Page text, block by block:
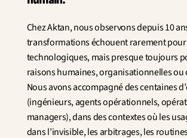
Innovation
Intelligence artificielle
Stratégie services
Design
Expérience client & collaborateur
Aérospatial
Défense
Santé & Care
Chez Aktan, nous observons depuis 10
transformations échouent rarement
technologiques, mais presque toujours
raisons humaines, organisationnelles ou
Nous avons accompagné des centaines
(ingénieurs, agents opérationnels,
managers), dans des contextes où les
dans l’invisible, les arbitrages, les